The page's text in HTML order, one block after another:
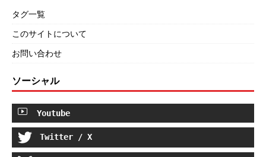
タグ一覧
このサイトについて
お問い合わせ
ソーシャル
Youtube
Twitter / X